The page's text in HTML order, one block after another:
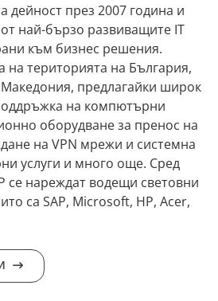
дейност през 2007 година и
най-бързо развиващите IT
към бизнес решения.
територията на България,
предлагайки широк
на компютърни
оборудване за пренос на
на VPN мрежи и системна
услуги и много още. Сред
се нареждат водещи световни
са SAP, Microsoft, HP, Acer,